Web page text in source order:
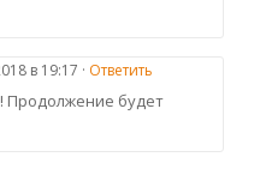
в 19:17 · Ответить
Продолжение будет